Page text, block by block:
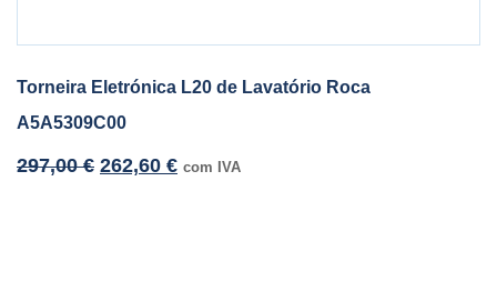
Torneira Eletrónica L20 de Lavatório Roca
A5A5309C00
297,00€ 262,60 € com IVA